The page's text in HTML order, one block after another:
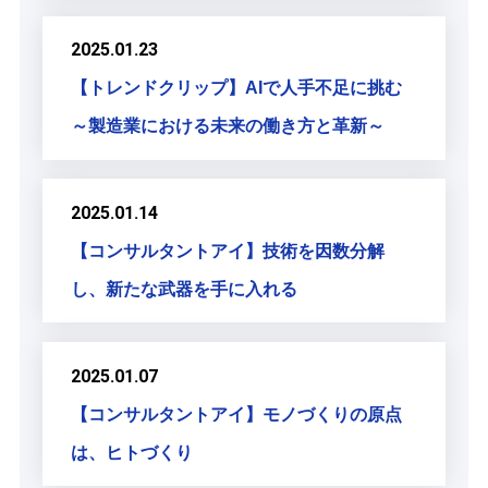
2025.01.23
【トレンドクリップ】AIで人手不足に挑む
～製造業における未来の働き方と革新～
2025.01.14
【コンサルタントアイ】技術を因数分解
し、新たな武器を手に入れる
2025.01.07
【コンサルタントアイ】モノづくりの原点
は、ヒトづくり